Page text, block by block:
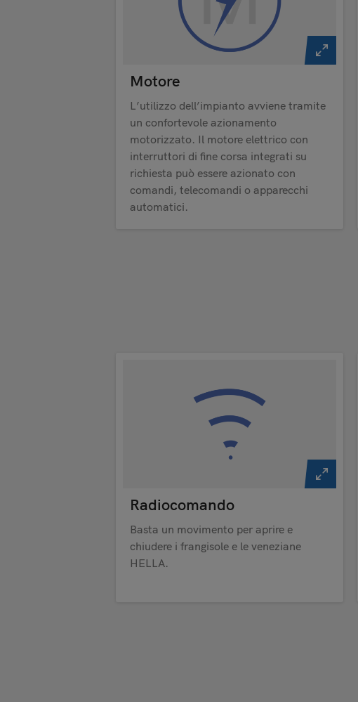
Motore
L’utilizzo dell’impianto avviene tramite
un confortevole azionamento
motorizzato. Il motore elettrico con
interruttori di fine corsa integrati su
richiesta può essere azionato con
comandi, telecomandi o apparecchi
automatici.
Radiocomando
Basta un movimento per aprire e
chiudere i frangisole e le veneziane
HELLA.